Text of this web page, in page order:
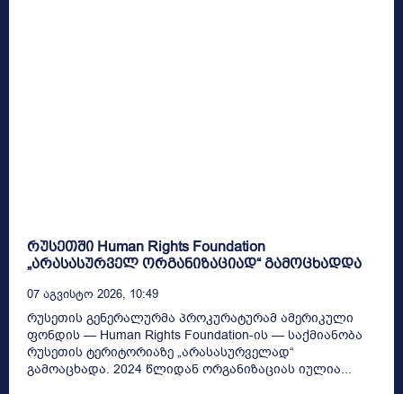
რუსეთში Human Rights Foundation
„არასასურველ ორგანიზაციად“ გამოცხადდა
07 Აგვისტო 2026, 10:49
რუსეთის გენერალურმა პროკურატურამ ამერიკული
ფონდის — Human Rights Foundation-ის — საქმიანობა
რუსეთის ტერიტორიაზე „არასასურველად“
გამოაცხადა. 2024 წლიდან ორგანიზაციას იულია...